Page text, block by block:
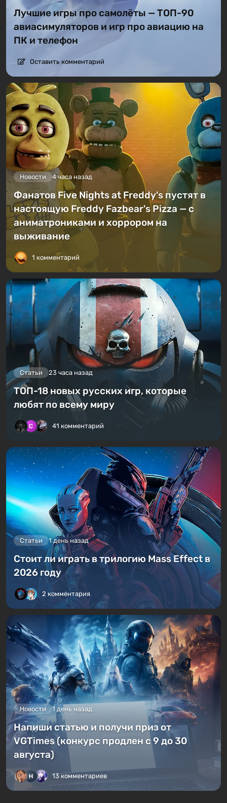
Лучшие игры про самолёты — ТОП-90
авиасимуляторов и игр про авиацию на
ПК и телефон
Оставить комментарий
Новости 4 часа назад
Фанатов Five Nights at Freddy's пустят в
настоящую Freddy Fazbear's Pizza — с
аниматрониками и хоррором на
выживание
1 комментарий
Статьи 23 часа назад
ТОП-18 новых русских игр, которые
любят по всему миру
41 комментарий
Статьи 1 день назад
Стоит ли играть в трилогию Mass Effect в
2026 году
2 комментария
Новости 1 день назад
Напиши статью и получи приз от
VGTimes (конкурс продлен с 9 до 30
августа)
13 комментариев